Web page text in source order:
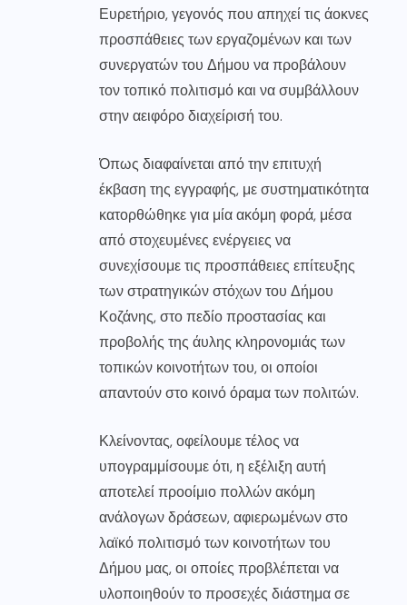
Ευρετήριο, γεγονός που απηχεί τις άοκνες
προσπάθειες των εργαζομένων και των
συνεργατών του Δήμου να προβάλουν
τον τοπικό πολιτισμό και να συμβάλλουν
στην αειφόρο διαχείρισή του.
Όπως διαφαίνεται από την επιτυχή
έκβαση της εγγραφής, με συστηματικότητα
κατορθώθηκε για μία ακόμη φορά, μέσα
από στοχευμένες ενέργειες να
συνεχίσουμε τις προσπάθειες επίτευξης
των στρατηγικών στόχων του Δήμου
Κοζάνης, στο πεδίο προστασίας και
προβολής της άυλης κληρονομιάς των
τοπικών κοινοτήτων του, οι οποίοι
απαντούν στο κοινό όραμα των πολιτών.
Κλείνοντας, οφείλουμε τέλος να
υπογραμμίσουμε ότι, η εξέλιξη αυτή
αποτελεί προοίμιο πολλών ακόμη
ανάλογων δράσεων, αφιερωμένων στο
λαϊκό πολιτισμό των κοινοτήτων του
Δήμου μας, οι οποίες προβλέπεται να
υλοποιηθούν το προσεχές διάστημα σε